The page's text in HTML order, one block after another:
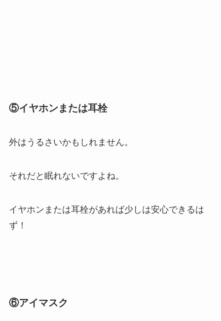
⑤イヤホンまたは耳栓
外はうるさいかもしれません。
それだと眠れないですよね。
イヤホンまたは耳栓があれば少しは安心できるは
ず！
⑥アイマスク